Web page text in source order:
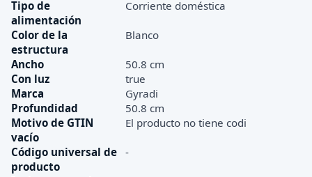
Tipo de
alimentación
Corriente doméstica
Color de la
estructura
Blanco
Ancho
50.8 cm
Con luz
true
Marca
Gyradi
Profundidad
50.8 cm
Motivo de GTIN
vacío
El producto no tiene codi
Código universal de
producto
-